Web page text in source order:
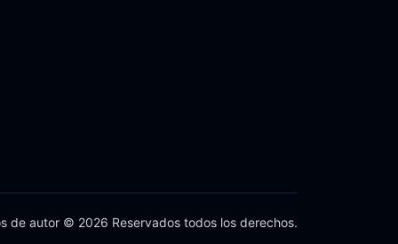
de autor © 2026 Reservados todos los derechos.